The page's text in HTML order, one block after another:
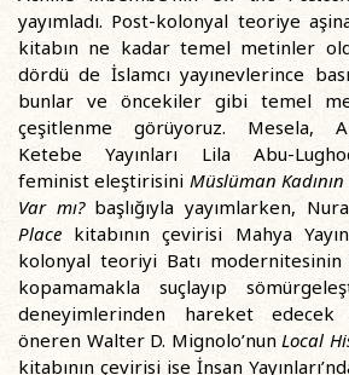
yayımladı. Post-kolonyal teoriye
kitabın ne kadar temel metinler
dördü de İslamcı yayınevlerince
bunlar ve öncekiler gibi temel
çeşitlenme görüyoruz. Mesela,
Ketebe Yayınları Lila Abu-
feminist eleştirisini Müslüman
Var mı?başlığıyla yayımlarken,
Place kitabının çevirisi Mahya
kolonyal teoriyi Batı
kopamamakla suçlayıp
deneyimlerinden hareket
öneren Walter D. Mignolo’nun Local
kitabının çevirisi ise İnsan